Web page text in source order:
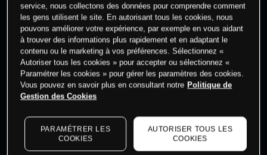
Commencez à trader
dernières données du marché.Log into see latest
market data
service, nous collectons des données pour comprendre comment
les gens utilisent le site. En autorisant tous les cookies, nous
pouvons améliorer votre expérience, par exemple en vous aidant
à trouver des informations plus rapidement et en adaptant le
contenu ou le marketing à vos préférences. Sélectionnez «
Autoriser tous les cookies » pour accepter ou sélectionnez «
Paramétrer les cookies » pour gérer les paramètres des cookies.
Vous pouvez en savoir plus en consultant notre Politique de
Gestion des Cookies
PARAMÉTRER LES
COOKIES
AUTORISER TOUS LES
COOKIES